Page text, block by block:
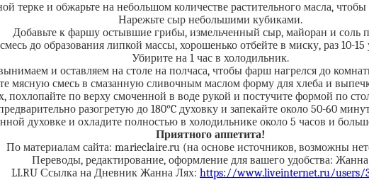
терке и обжарьте на небольшом количестве растительного масла,
Нарежьте сыр небольшими кубиками.
Добавьте к фаршу остывшие грибы, измельченный сыр, майоран и соль
до образования липкой массы, хорошенько отбейте в миску, раз 10-
Убирите на 1 час в холодильник.
и оставляем на столе на полчаса, чтобы фарш нагрелся до
мясную смесь в смазанную сливочным маслом форму для хлеба и
похлопайте по верху смоченной в воде рукой и постучите формой по
разогретую до 180°C духовку и запекайте около 50-60
духовке и охладите полностью в холодильнике около 5 часов и
Приятного аппетита!
По материалам сайта: marieclaire.ru (на основе источников, возможны
Переводы, редактирование, оформление для вашего удобства:
LI.RU Ссылка на Дневник Жанна Лях: https://www.liveinternet.ru/users/